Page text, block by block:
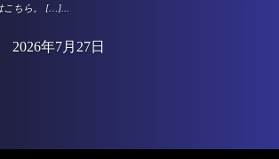
こちら。 […]...
2026年7月27日